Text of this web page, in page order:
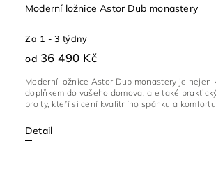
Moderní ložnice Astor Dub monastery
Za 1 - 3 týdny
od 36 490 Kč
Detail
Moderní ložnice Astor Dub monastery je nejen
doplňkem do vašeho domova, ale také
pro ty, kteří si cení kvalitního spánku a komfortu.